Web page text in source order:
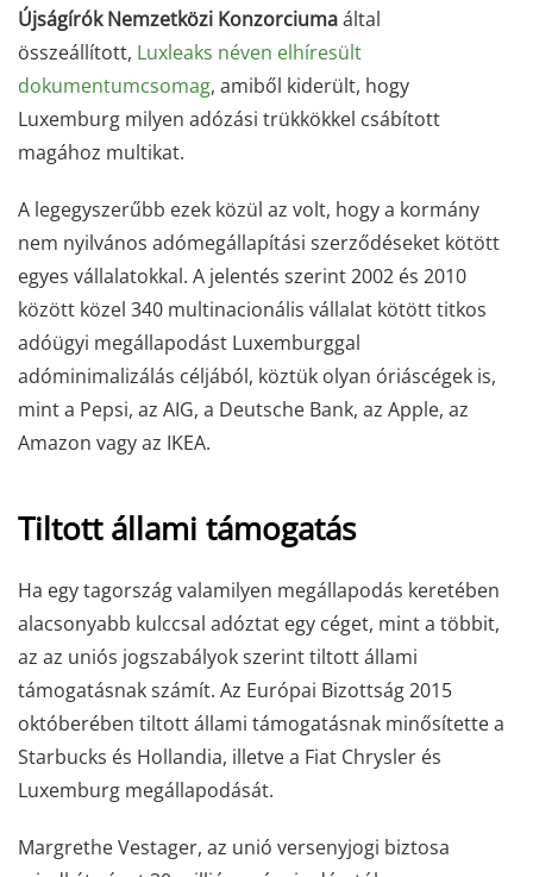
Újságírók Nemzetközi Konzorciumaáltal
összeállított, Luxleaks néven elhíresült
dokumentumcsomag, amiből kiderült, hogy
Luxemburg milyen adózási trükkökkel csábított
magához multikat.
A legegyszerűbb ezek közül az volt, hogy a kormány
nem nyilvános adómegállapítási szerződéseket kötött
egyes vállalatokkal. A jelentés szerint 2002 és 2010
között közel 340 multinacionális vállalat kötött titkos
adóügyi megállapodást Luxemburggal
adóminimalizálás céljából, köztük olyan óriáscégek is,
mint a Pepsi, az AIG, a Deutsche Bank, az Apple, az
Amazon vagy az IKEA.
Tiltott állami támogatás
Ha egy tagország valamilyen megállapodás keretében
alacsonyabb kulccsal adóztat egy céget, mint a többit,
az az uniós jogszabályok szerint tiltott állami
támogatásnak számít. Az Európai Bizottság 2015
októberében tiltott állami támogatásnak minősítette a
Starbucks és Hollandia, illetve a Fiat Chrysler és
Luxemburg megállapodását.
Margrethe Vestager, az unió versenyjogi biztosa